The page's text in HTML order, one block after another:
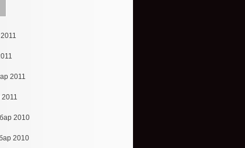
2011
2011
2010
2010